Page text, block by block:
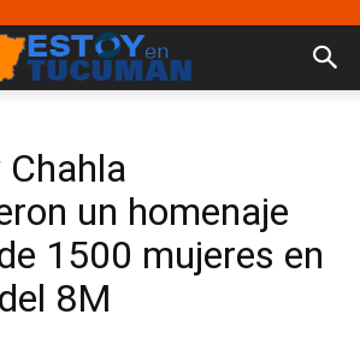
un homenaje
1500 mujeres en
8M